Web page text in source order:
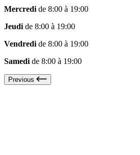
Mercredi de 8:00 à 19:00
Jeudi de 8:00 à 19:00
Vendredi de 8:00 à 19:00
Samedi de 8:00 à 19:00
Previous